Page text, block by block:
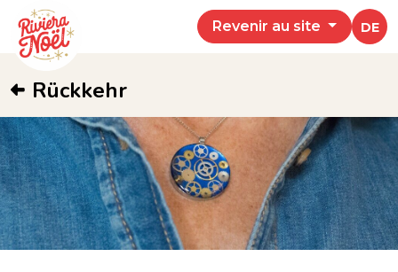
Revenir au site DE
Rückkehr